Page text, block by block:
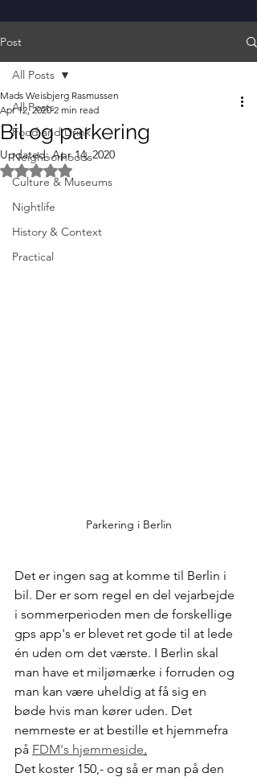
Post
All Posts
Food and Drink
Neighborhoods
Culture & Museums
Nightlife
History & Context
Practical
All Posts
Bil og parkering
Mads Weisbjerg Rasmussen
Apr 12, 2020 2 min read
Updated:Apr 14, 2020
Rated NaN out of 5 stars.
Parkering i Berlin
Det er ingen sag at komme til Berlin i
bil. Der er som regel en del vejarbejde
i sommerperioden men de forskellige
gps app's er blevet ret gode til at lede
én uden om det værste. I Berlin skal
man have et miljømærke i forruden og
man kan være uheldig at få sig en
bøde hvis man kører uden. Det
nemmeste er at bestille et hjemmefra
på FDM's hjemmeside.
Det koster 150,- og så er man på den